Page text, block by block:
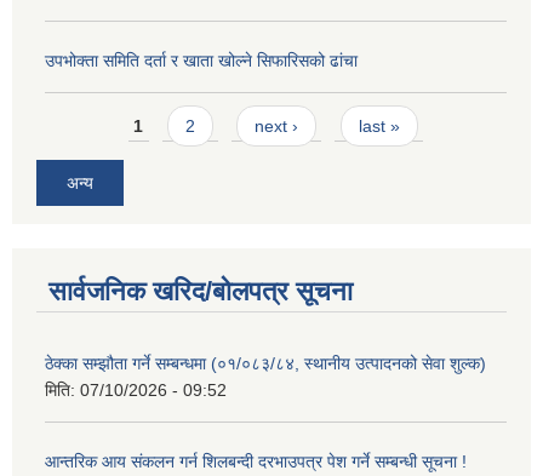
उपभोक्ता समिति दर्ता र खाता खोल्ने सिफारिसको ढांचा
Pages1 2 next › last »
अन्य
सार्वजनिक खरिद/बोलपत्र सूचना
ठेक्का सम्झौता गर्ने सम्बन्धमा (०१/०८३/८४, स्थानीय उत्पादनको सेवा शुल्क)
मिति: 07/10/2026 - 09:52
आन्तरिक आय संकलन गर्न शिलबन्दी दरभाउपत्र पेश गर्ने सम्बन्धी सूचना !